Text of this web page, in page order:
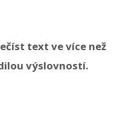
text ve více než
výslovností.